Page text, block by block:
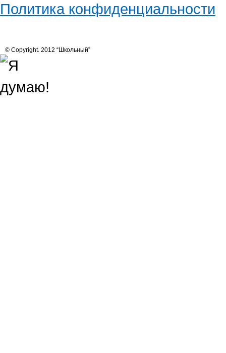
Политика конфиденциальности
© Copyright. 2012 “Школьный”